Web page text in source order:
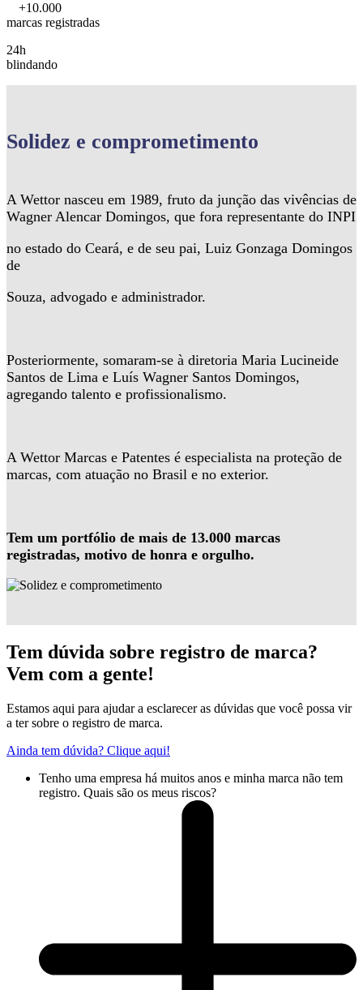
+10.000
marcas registradas
24h
blindando
Solidez e comprometimento
A Wettor nasceu em 1989, fruto da junção das vivências de
Wagner Alencar Domingos, que fora representante do INPI
no estado do Ceará, e de seu pai, Luiz Gonzaga Domingos
de
Souza, advogado e administrador.
Posteriormente, somaram-se à diretoria Maria Lucineide
Santos de Lima e Luís Wagner Santos Domingos,
agregando talento e profissionalismo.
A Wettor Marcas e Patentes é especialista na proteção de
marcas, com atuação no Brasil e no exterior.
Tem um portfólio de mais de 13.000 marcas
registradas, motivo de honra e orgulho.
Tem dúvida sobre registro de marca?
Vem com a gente!
Estamos aqui para ajudar a esclarecer as dúvidas que você possa vir
a ter sobre o registro de marca.
Ainda tem dúvida? Clique aqui!
Tenho uma empresa há muitos anos e minha marca não tem
registro. Quais são os meus riscos?